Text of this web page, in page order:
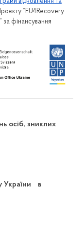
“EU4Recovery –
за фінансування
осіб, зниклих
України в